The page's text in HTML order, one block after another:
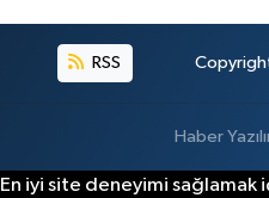
RSS
Haber
En iyi site deneyimi sağlamak
TANITIM